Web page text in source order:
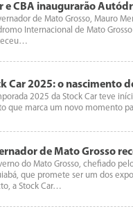
e CBA inaugurarão
de Mato Grosso, Mauro
Internacional de Mato
Car 2025: o nascimento
2025 da Stock Car teve
que marca um novo momento
de Mato Grosso
do Mato Grosso, chefiado
que promete ser um dos
a Stock Car…